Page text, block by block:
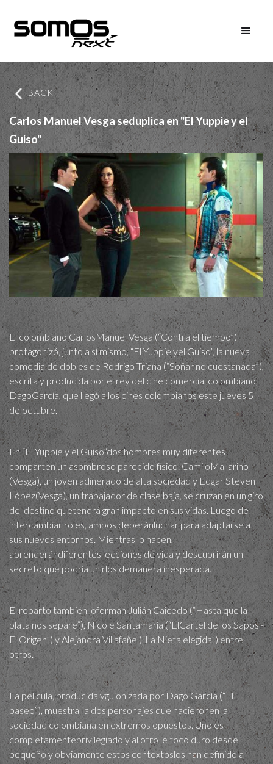
BACK
Carlos Manuel Vesga seduplica en "El Yuppie y el
Guiso"
El colombiano CarlosManuel Vesga (“Contra el tiempo”)
protagonizó, junto a sí mismo, “El Yuppie yel Guiso”, la nueva
comedia de dobles de Rodrigo Triana (“Soñar no cuestanada”),
escrita y producida por el rey del cine comercial colombiano,
DagoGarcía, que llegó a los cines colombianos este jueves 5
de octubre.
En “El Yuppie y el Guiso”dos hombres muy diferentes
comparten un asombroso parecido físico. CamiloMallarino
(Vesga), un joven adinerado de alta sociedad y Edgar Steven
López(Vesga), un trabajador de clase baja, se cruzan en un giro
del destino quetendrá gran impacto en sus vidas. Luego de
intercambiar roles, ambos deberánluchar para adaptarse a
sus nuevos entornos. Mientras lo hacen,
aprenderándiferentes lecciones de vida y descubrirán un
secreto que podría unirlos demanera inesperada.
El reparto también loforman Julián Caicedo (“Hasta que la
plata nos separe”), Nicole Santamaría (“ElCartel de los Sapos -
El Origen”) y Alejandra Villafañe (“La Nieta elegida”),entre
otros.
La película, producida yguionizada por Dago García (“El
paseo”), muestra “a dos personajes que nacieronen la
sociedad colombiana en extremos opuestos. Uno es
completamenteprivilegiado y al otro le tocó duro desde
pequeño y obviamente estos contextoslos han definido a